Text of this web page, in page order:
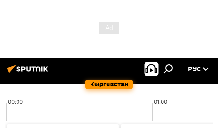
Кыргызстан
РУС
00:00 01:00